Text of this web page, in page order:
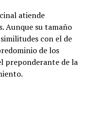
atiende
Aunque su tamaño
con el de
de los
preponderante de la